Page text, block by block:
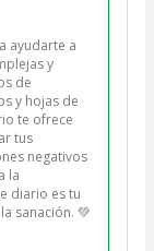
ayudarte a
y
de
y hojas de
te ofrece
tus
negativos
la
diario es tu
sanación. 💚